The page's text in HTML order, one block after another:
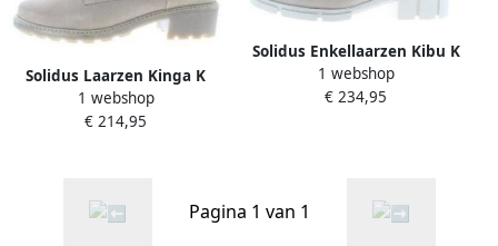
Solidus Laarzen Kinga K
1 webshop
€ 214,95
Solidus Enkellaarzen Kibu K
1 webshop
€ 234,95
Pagina 1 van 1